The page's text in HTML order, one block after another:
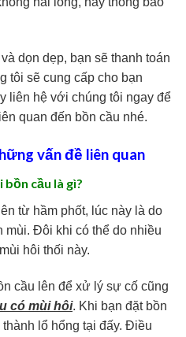
dọn dẹp, bạn sẽ thanh toán
tôi sẽ cung cấp cho bạn
liên hệ với chúng tôi ngay để
quan đến bồn cầu nhé.
vấn đề liên quan
bồn cầu là gì?
từ hầm phốt, lúc này là do
mùi. Đôi khi có thể do nhiều
hôi thối này.
cầu lên để xử lý sự cố cũng
có mùi hôi. Khi bạn đặt bồn
lổ hổng tại đấy. Điều